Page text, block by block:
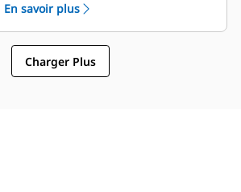
pinces compatibles avec les
attaches à accouplement par axes
Cat, ce qui permet un partage des
pinces et autres d'équipements
entre les machines de taille
La simplicité de l'installation, de la
maintenance et du
fonctionnement général font des
pinces un accessoire plus simple
et au coût d'exploitation plus
En savoir plus
Charger Plus